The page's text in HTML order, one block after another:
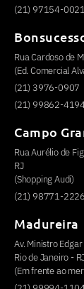
(21) 97154-0021
Rua Cardoso de
(Ed. Comercial
(21) 3976-0907
(21) 99862-
Campo
Rua Aurélio de
RJ
(Shopping Audi)
(21) 98771-2226
Madureira
Av. Ministro
Rio de Janeiro -
(Em frente ao